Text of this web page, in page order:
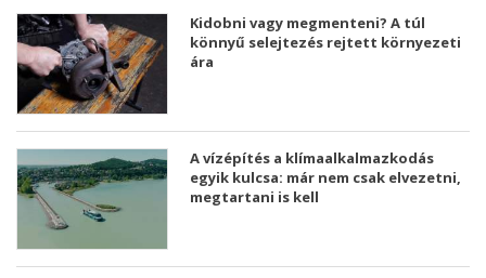
Kidobni vagy megmenteni? A túl
könnyű selejtezés rejtett környezeti
ára
A vízépítés a klímaalkalmazkodás
egyik kulcsa: már nem csak elvezetni,
megtartani is kell